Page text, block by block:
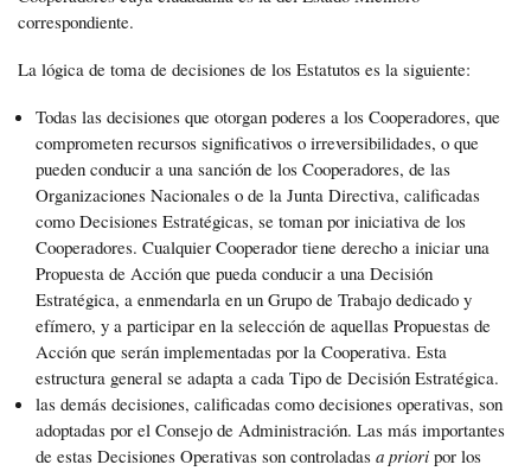
correspondiente.
La lógica de toma de decisiones de los Estatutos es la siguiente:
Todas las decisiones que otorgan poderes a los Cooperadores, que
comprometen recursos significativos o irreversibilidades, o que
pueden conducir a una sanción de los Cooperadores, de las
Organizaciones Nacionales o de la Junta Directiva, calificadas
como Decisiones Estratégicas, se toman por iniciativa de los
Cooperadores. Cualquier Cooperador tiene derecho a iniciar una
Propuesta de Acción que pueda conducir a una Decisión
Estratégica, a enmendarla en un Grupo de Trabajo dedicado y
efímero, y a participar en la selección de aquellas Propuestas de
Acción que serán implementadas por la Cooperativa. Esta
estructura general se adapta a cada Tipo de Decisión Estratégica.
las demás decisiones, calificadas como decisiones operativas, son
adoptadas por el Consejo de Administración. Las más importantes
de estas Decisiones Operativas son controladas a priori por los